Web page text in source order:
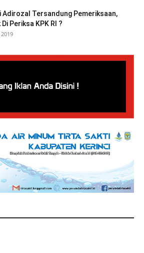
Adirozal Tersandung Pemeriksaan,
Di Periksa KPK RI ?